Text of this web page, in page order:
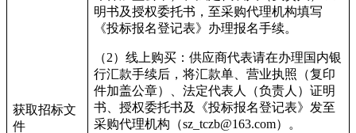
获取招标文
件
明书及授权委托书，至采购代理机构填写
《投标报名登记表》办理报名手续。
（2）线上购买：供应商代表请在办理国内银
行汇款手续后，将汇款单、营业执照（复印
件加盖公章）、法定代表人（负责人）证明
书、授权委托书及《投标报名登记表》发至
采购代理机构（sz_tczb@163.com）。